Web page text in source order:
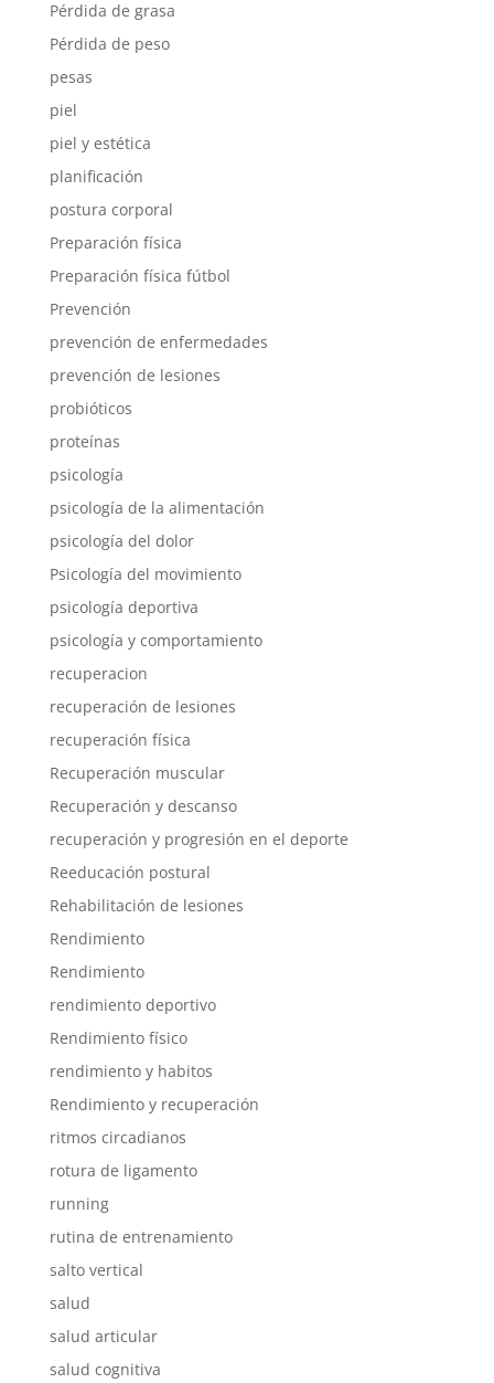
Pérdida de grasa
Pérdida de peso
pesas
piel
piel y estética
planificación
postura corporal
Preparación física
Preparación física fútbol
Prevención
prevención de enfermedades
prevención de lesiones
probióticos
proteínas
psicología
psicología de la alimentación
psicología del dolor
Psicología del movimiento
psicología deportiva
psicología y comportamiento
recuperacion
recuperación de lesiones
recuperación física
Recuperación muscular
Recuperación y descanso
recuperación y progresión en el deporte
Reeducación postural
Rehabilitación de lesiones
Rendimiento
Rendimiento
rendimiento deportivo
Rendimiento físico
rendimiento y habitos
Rendimiento y recuperación
ritmos circadianos
rotura de ligamento
running
rutina de entrenamiento
salto vertical
salud
salud articular
salud cognitiva